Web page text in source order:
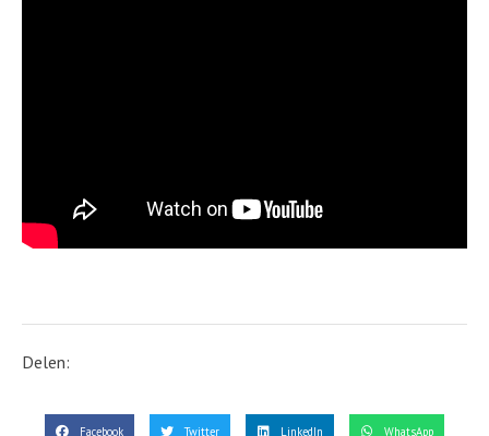
Delen:
Facebook Twitter LinkedIn WhatsApp